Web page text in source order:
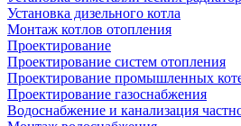
Установка дизельного котла
Монтаж котлов отопления
Проектирование
Проектирование систем отопления
Проектирование промышленных
Проектирование газоснабжения
Водоснабжение и канализация